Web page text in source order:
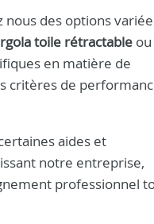
des options
toile rétractable ou
en matière de
critères de
aides et
notre entreprise,
professionnel